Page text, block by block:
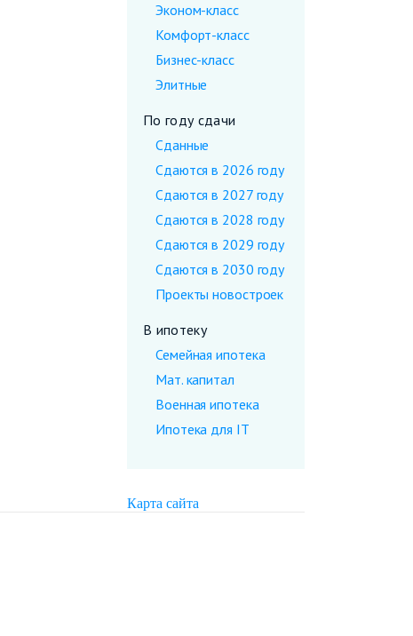
Эконом-класс
Комфорт-класс
Бизнес-класс
Элитные
По году сдачи
Сданные
Сдаются в 2026 году
Сдаются в 2027 году
Сдаются в 2028 году
Сдаются в 2029 году
Сдаются в 2030 году
Проекты новостроек
В ипотеку
Семейная ипотека
Мат. капитал
Военная ипотека
Ипотека для IT
Карта сайта